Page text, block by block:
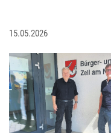
15.05.2026
Der Vereinsvorsitzende
Vorstandsmitglied Uwe
ehemalige Vorsitzende
Jaffke (von links) vor
Vereinshaus Zell Fotos: